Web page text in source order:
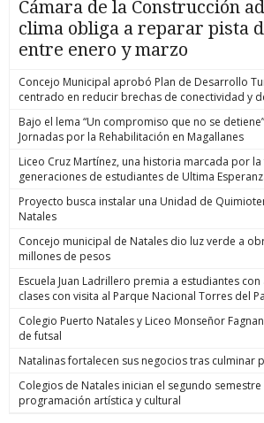
Cámara de la Construcción
clima obliga a reparar pista
entre enero y marzo
Concejo Municipal aprobó Plan de Desarrollo
centrado en reducir brechas de conectividad y
Bajo el lema “Un compromiso que no se
Jornadas por la Rehabilitación en Magallanes
Liceo Cruz Martínez, una historia marcada por
generaciones de estudiantes de Ultima
Proyecto busca instalar una Unidad de
Natales
Concejo municipal de Natales dio luz verde a
millones de pesos
Escuela Juan Ladrillero premia a estudiantes
clases con visita al Parque Nacional Torres del
Colegio Puerto Natales y Liceo Monseñor
de futsal
Natalinas fortalecen sus negocios tras culminar
Colegios de Natales inician el segundo
programación artística y cultural